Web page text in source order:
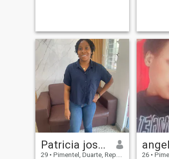
Patricia joseph
29 • Pimentel, Duarte, Rep.Dominicaine
26 •